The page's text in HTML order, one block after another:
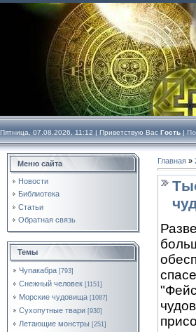
Пятница, 07.08.2026, 11:12 | Приветствую Вас Гость |
Меню сайта
Новости
Библиотека
Статьи
Обратная связь
Темы
Чупакабра [793]
Снежный человек [1151]
Морские чудовища [1087]
Сухопутные твари [930]
Летающие монстры [251]
Главная »